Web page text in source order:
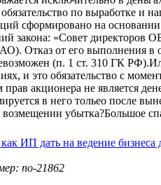
по выработке и
сформировано на
закона: «Совет директоров
Отказ от его выполнения в
(п. 1 ст. 310 ГК
и это обязательство с
прав акционера не является
в него тольео после
убытка?Большое
ИП дать на ведение бизнеса
no-21862